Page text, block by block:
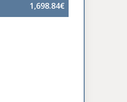
1,698.84€